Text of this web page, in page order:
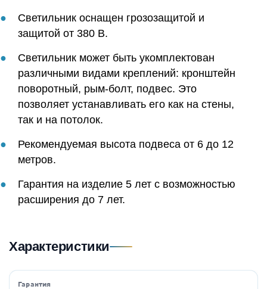
Светильник оснащен грозозащитой и
защитой от 380 В.
Светильник может быть укомплектован
различными видами креплений: кронштейн
поворотный, рым-болт, подвес. Это
позволяет устанавливать его как на стены,
так и на потолок.
Рекомендуемая высота подвеса от 6 до 12
метров.
Гарантия на изделие 5 лет с возможностью
расширения до 7 лет.
Характеристики
Гарантия